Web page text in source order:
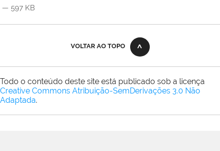
— 597 KB
VOLTAR AO TOPO
Todo o conteúdo deste site está publicado sob a licença
Creative Commons Atribuição-SemDerivações 3.0 Não
Adaptada.